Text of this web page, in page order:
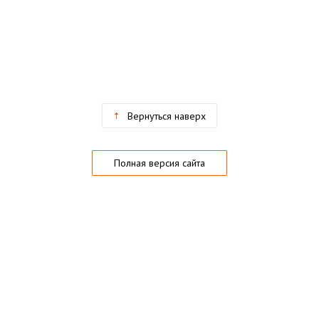
Вернуться наверх
Полная версия сайта